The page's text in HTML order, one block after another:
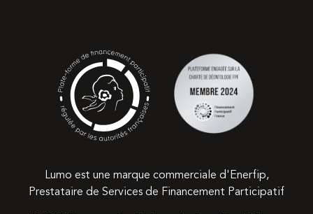
Lumo est une marque commerciale d'Enerfip,
Prestataire de Services de Financement Participatif